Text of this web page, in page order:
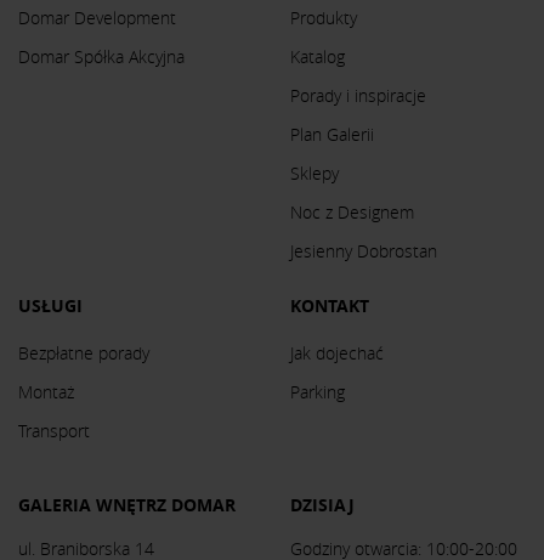
Domar Development
Domar Spółka Akcyjna
Produkty
Katalog
Porady i inspiracje
Plan Galerii
Sklepy
Noc z Designem
Jesienny Dobrostan
USŁUGI
Bezpłatne porady
Montaż
Transport
KONTAKT
Jak dojechać
Parking
GALERIA WNĘTRZ DOMAR
ul. Braniborska 14
DZISIAJ
Godziny otwarcia: 10:00-20:00